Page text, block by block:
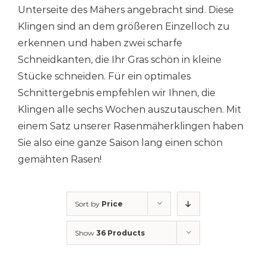
Unterseite des Mähers angebracht sind. Diese
Klingen sind an dem größeren Einzelloch zu
erkennen und haben zwei scharfe
Schneidkanten, die Ihr Gras schön in kleine
Stücke schneiden. Für ein optimales
Schnittergebnis empfehlen wir Ihnen, die
Klingen alle sechs Wochen auszutauschen. Mit
einem Satz unserer Rasenmäherklingen haben
Sie also eine ganze Saison lang einen schön
gemähten Rasen!
Sort by Price
Show 36 Products